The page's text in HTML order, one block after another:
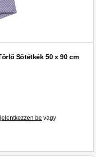
Sötétkék 50 x 90 cm
jelentkezzen be vagy